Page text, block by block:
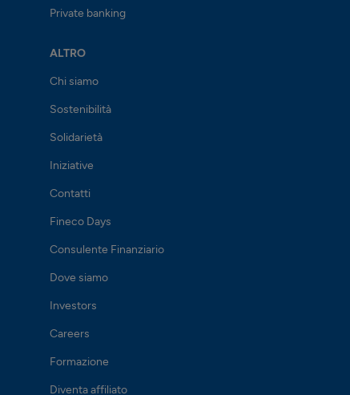
Private banking
ALTRO
Chi siamo
Sostenibilità
Solidarietà
Iniziative
Contatti
Fineco Days
Consulente Finanziario
Dove siamo
Investors
Careers
Formazione
Diventa affiliato